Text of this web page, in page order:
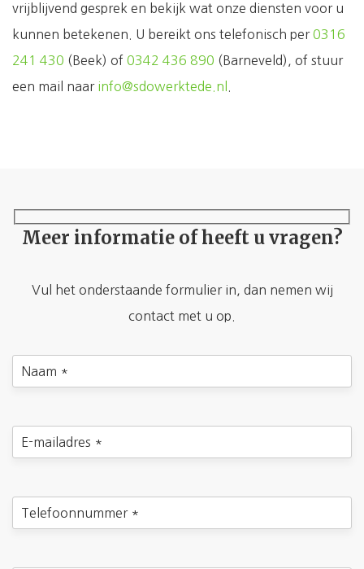
vrijblijvend gesprek en bekijk wat onze diensten voor u
kunnen betekenen. U bereikt ons telefonisch per0316
241 430 (Beek) of 0342 436 890 (Barneveld), of stuur
een mail naar info@sdowerktede.nl
Meer informatie of heeft u vragen?
Vul het onderstaande formulier in, dan nemen wij
contact met u op.